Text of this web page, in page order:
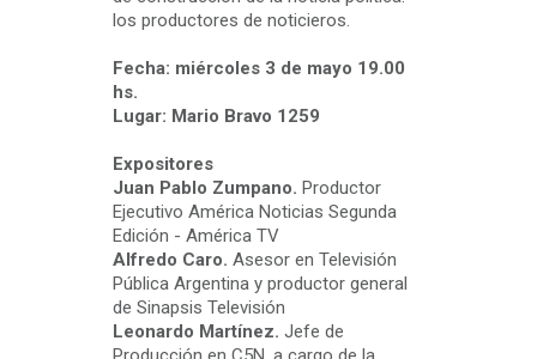
los productores de noticieros.
Fecha: miércoles 3 de mayo 19.00
hs.
Lugar: Mario Bravo 1259
Expositores
Juan Pablo Zumpano. Productor
Ejecutivo América Noticias Segunda
Edición - ‎América TV
Alfredo Caro. Asesor en Televisión
Pública Argentina y productor general
de Sinapsis Televisión
Leonardo Martínez. Jefe de